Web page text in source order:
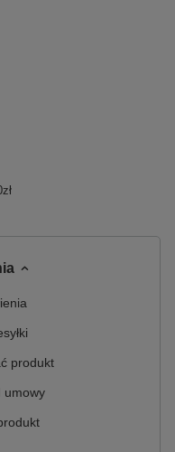
są w Polsce!
spojrzeniem
i
produkt
umowy